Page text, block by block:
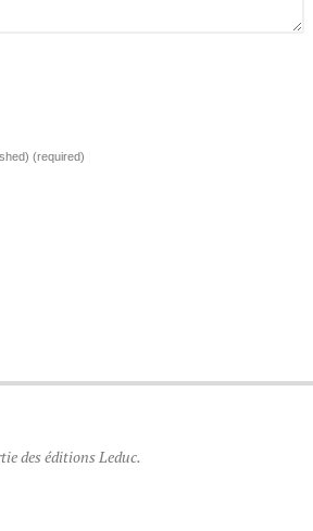
(required)
des éditions Leduc.